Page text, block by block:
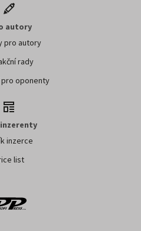
autory
pro autory
rady
pro oponenty
inzerce
list